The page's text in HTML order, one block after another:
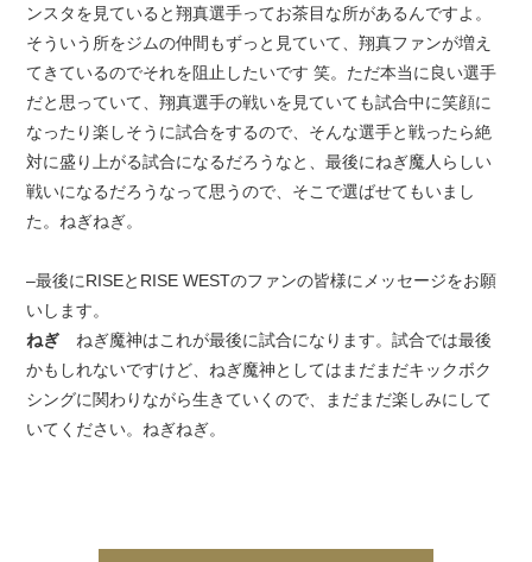
ンスタを見ていると翔真選手ってお茶目な所があるんですよ。
そういう所をジムの仲間もずっと見ていて、翔真ファンが増え
てきているのでそれを阻止したいです 笑。ただ本当に良い選手
だと思っていて、翔真選手の戦いを見ていても試合中に笑顔に
なったり楽しそうに試合をするので、そんな選手と戦ったら絶
対に盛り上がる試合になるだろうなと、最後にねぎ魔人らしい
戦いになるだろうなって思うので、そこで選ばせてもいまし
た。ねぎねぎ。
–最後にRISEとRISE WESTのファンの皆様にメッセージをお願
いします。
ねぎ ねぎ魔神はこれが最後に試合になります。試合では最後
かもしれないですけど、ねぎ魔神としてはまだまだキックボク
シングに関わりながら生きていくので、まだまだ楽しみにして
いてください。ねぎねぎ。